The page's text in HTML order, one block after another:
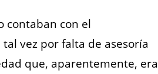
contaban con el
vez por falta de asesoría
que, aparentemente, era